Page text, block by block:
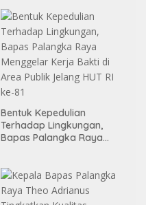
Bentuk Kepedulian
Terhadap Lingkungan,
Bapas Palangka Raya
ke-81